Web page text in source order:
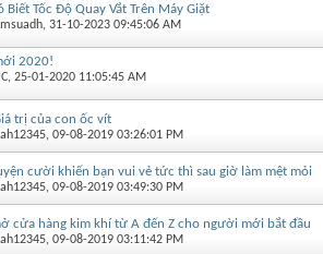
Biết Tốc Độ Quay Vắt Trên Máy Giặt
‎, 31-10-2023 09:45:06 AM
2020!
‎, 25-01-2020 11:05:45 AM
trị của con ốc vít
‎, 09-08-2019 03:26:01 PM
cười khiến bạn vui vẻ tức thì sau giờ làm mệt mỏi
‎, 09-08-2019 03:49:30 PM
cửa hàng kim khí từ A đến Z cho người mới bắt đầu
‎, 09-08-2019 03:11:42 PM